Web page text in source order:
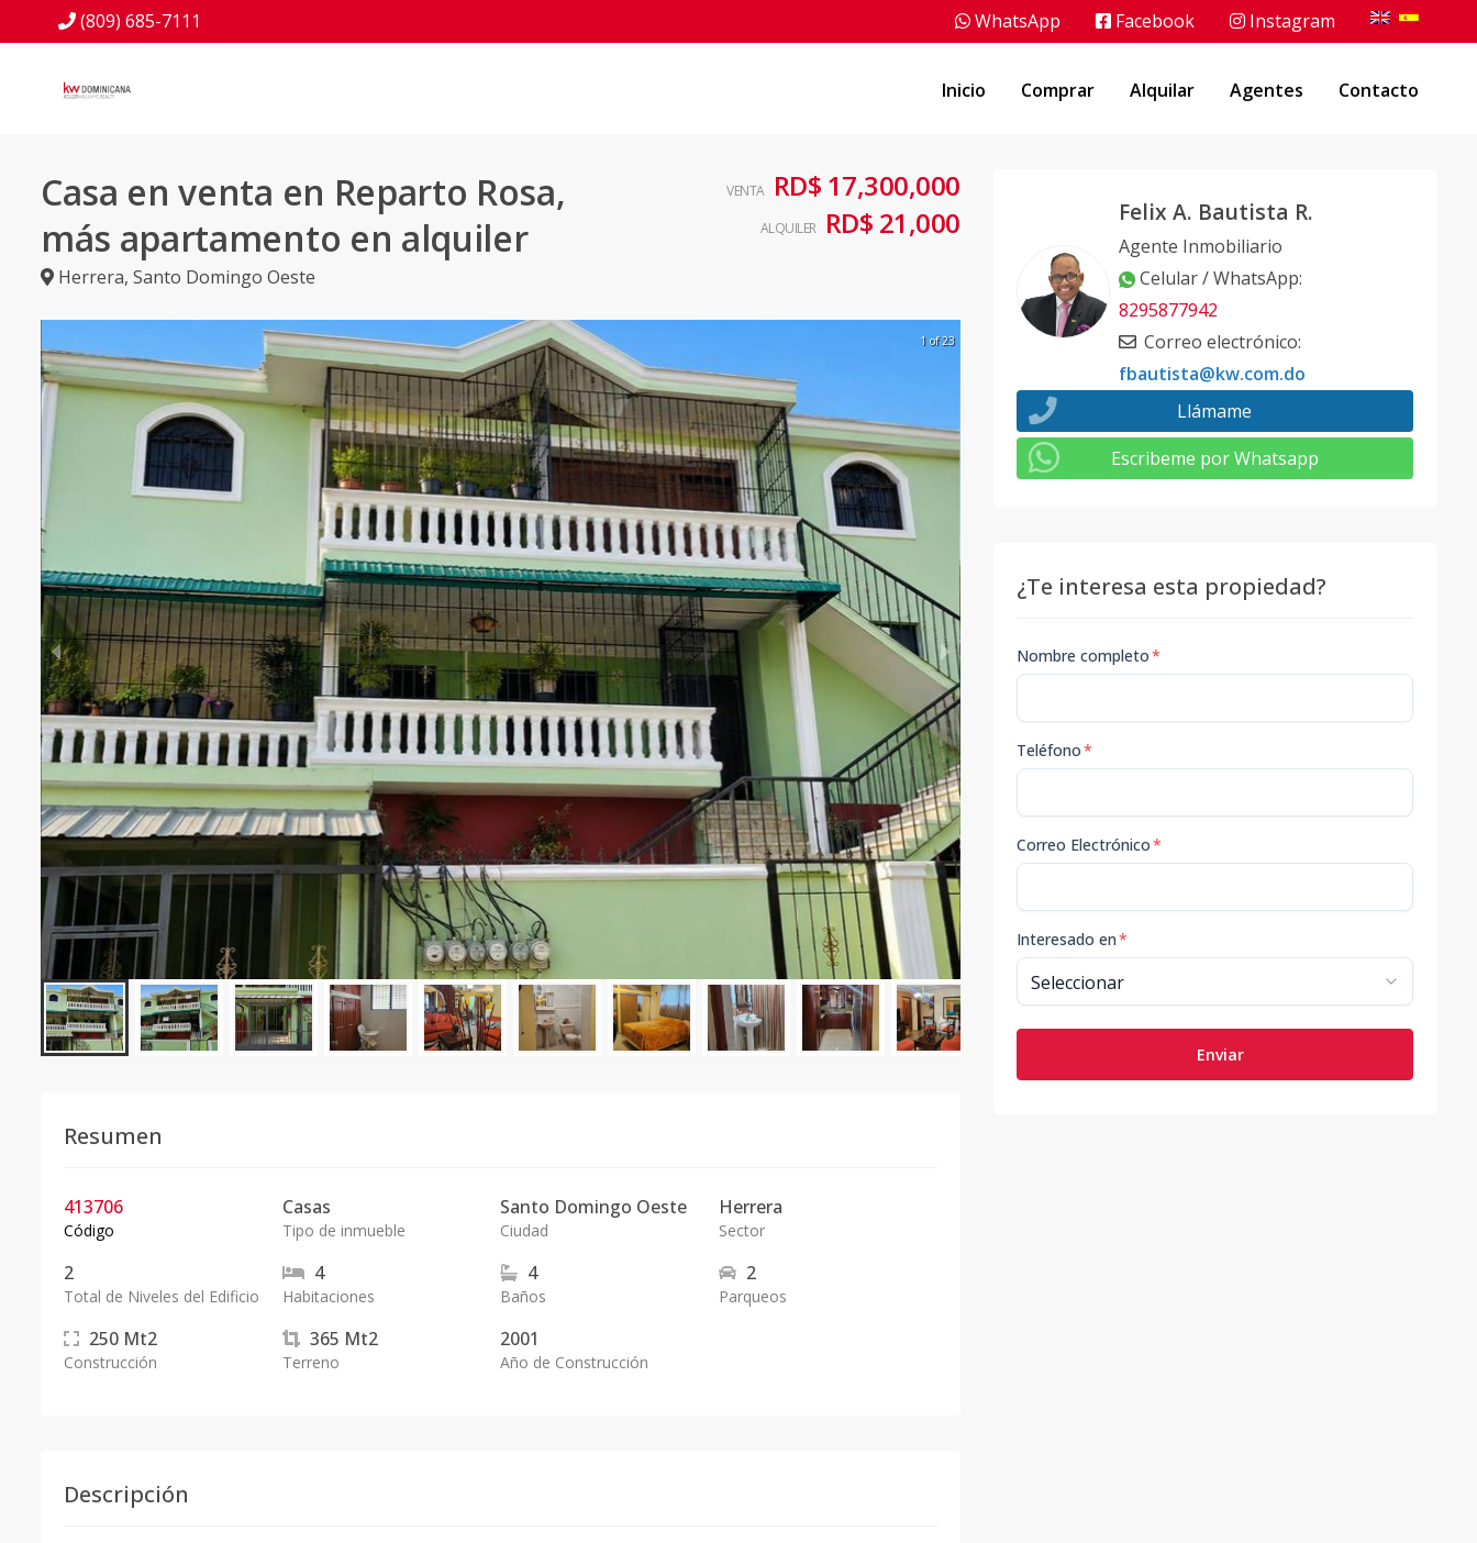
(809) 685-7111 WhatsApp Facebook Instagram
Inicio Comprar Alquilar Agentes Contacto
Casa en venta en Reparto Rosa,
más apartamento en alquiler
Herrera, Santo Domingo Oeste
VENTA RD$ 17,300,000
ALQUILER RD$ 21,000
1 of 23
Resumen
413706
Código
Casas
Tipo de inmueble
Santo Domingo Oeste
Ciudad
Herrera
Sector
2
Total de Niveles del Edificio
4
Habitaciones
4
Baños
2
Parqueos
250 Mt2
Construcción
365 Mt2
Terreno
2001
Año de Construcción
Descripción
Felix A. Bautista R.
Agente Inmobiliario
Celular / WhatsApp:
8295877942
Correo electrónico:
fbautista@kw.com.do
Llámame
Escribeme por Whatsapp
¿Te interesa esta propiedad?
Nombre completo*
Teléfono*
Correo Electrónico*
Interesado en*
Enviar